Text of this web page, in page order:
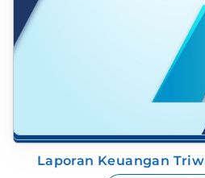
Laporan Keuangan